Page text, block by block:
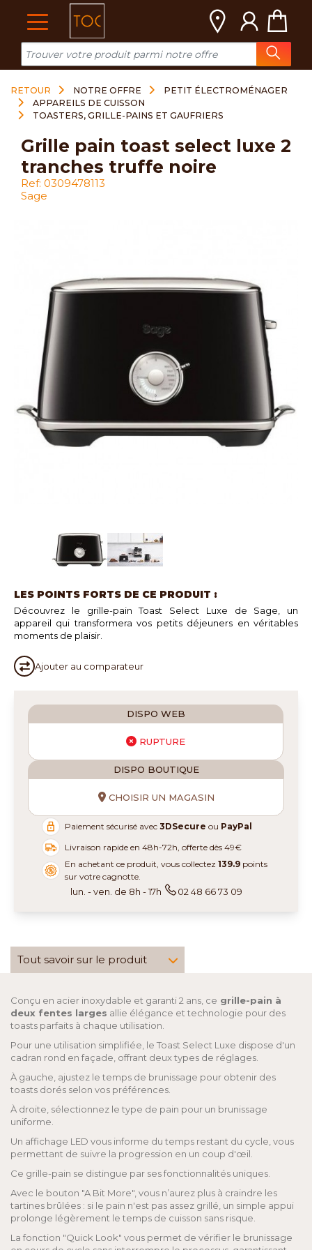
RETOUR NOTRE OFFRE
PETIT ÉLECTROMÉNAGER
APPAREILS DE CUISSON
TOASTERS, GRILLE-PAINS ET GAUFRIERS
LES POINTS FORTS DE CE PRODUIT :
Découvrez le grille-pain Toast Select Luxe de Sage, un
appareil qui transformera vos petits déjeuners en véritables
moments de plaisir.
Ajouter au comparateur
grille pain toast select luxe 2
tranches truffe noire
Ref: 0309478113
Sage
DISPO WEB
RUPTURE
DISPO BOUTIQUE
CHOISIR UN MAGASIN
Paiement sécurisé avec3DSecure ou PayPal
Livraison rapide en 48h-72h, offerte dès 49€
En achetant ce produit, vous collectez139.9 points
sur votre cagnotte.
lun. - ven. de 8h - 17h 02 48 66 73 09
Tout savoir sur le produit
Conçu en acier inoxydable et garanti 2 ans, ce grille-pain à
deux fentes larges allie élégance et technologie pour des
toasts parfaits à chaque utilisation.
Pour une utilisation simplifiée, le Toast Select Luxe dispose d'un
cadran rond en façade, offrant deux types de réglages.
À gauche, ajustez le temps de brunissage pour obtenir des
toasts dorés selon vos préférences.
À droite, sélectionnez le type de pain pour un brunissage
uniforme.
Un affichage LED vous informe du temps restant du cycle, vous
permettant de suivre la progression en un coup d'œil.
Ce grille-pain se distingue par ses fonctionnalités uniques.
Avec le bouton "A Bit More", vous n’aurez plus à craindre les
tartines brûlées : si le pain n'est pas assez grillé, un simple appui
prolonge légèrement le temps de cuisson sans risque.
La fonction "Quick Look" vous permet de vérifier le brunissage
Cookies management panel